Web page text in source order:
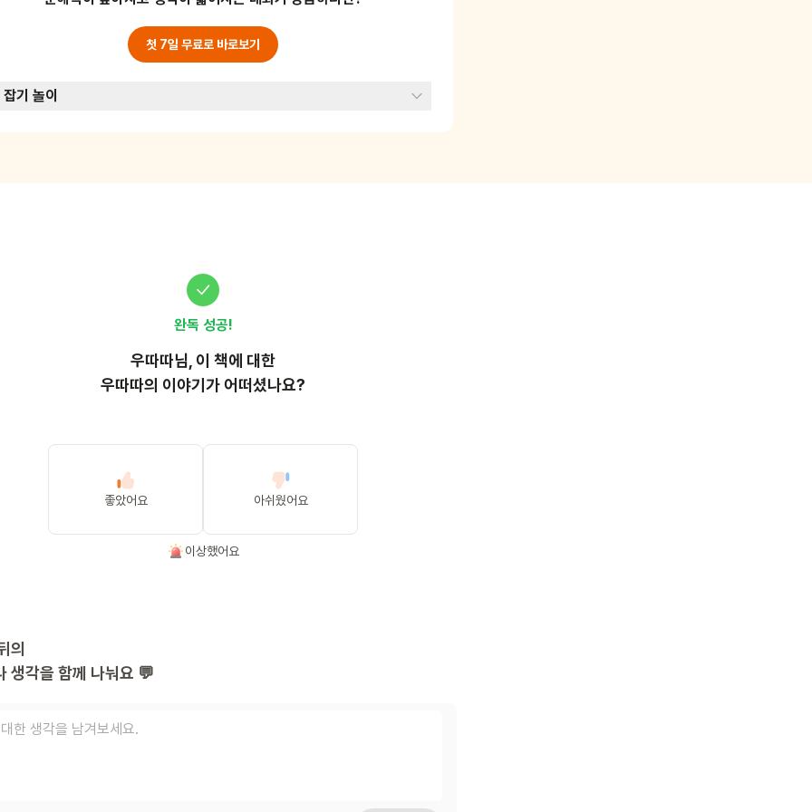
첫 7일 무료로 바로보기
기 놀이
완독 성공!
우따따님, 이 책에 대한
우따따의 이야기가 어떠셨나요?
좋았어요 아쉬웠어요
이상했어요
의
생각을 함께 나눠요 💬